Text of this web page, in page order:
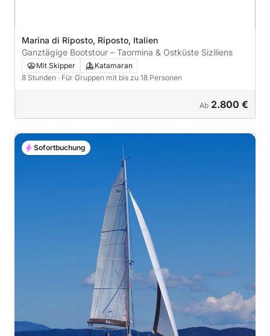
Marina di Riposto, Riposto, Italien
Ganztägige Bootstour – Taormina & Ostküste Siziliens
Mit Skipper
Katamaran
8 Stunden · Für Gruppen mit bis zu 18 Personen
Ab 2.800 €
Sofortbuchung